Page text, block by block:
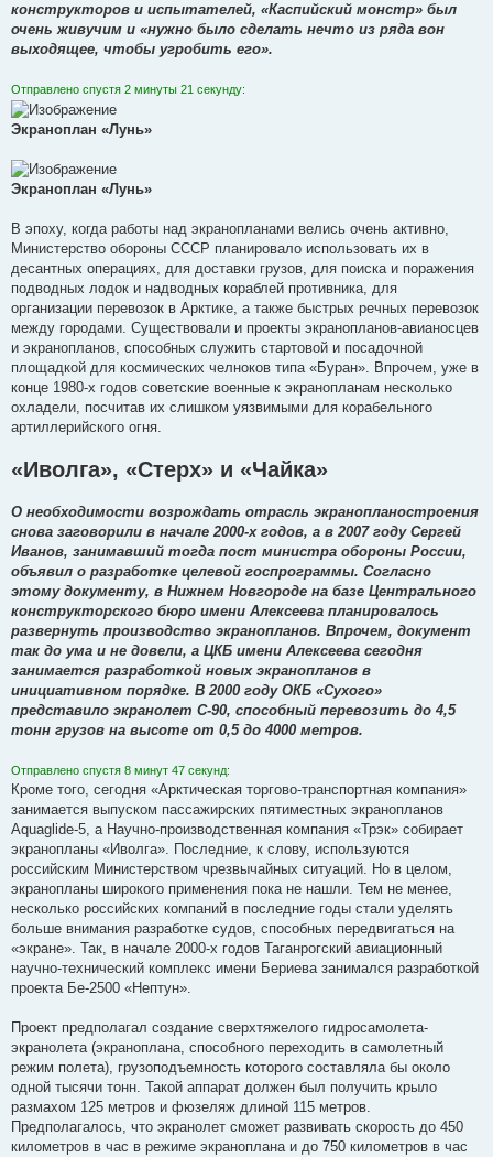
конструкторов и испытателей, «Каспийский монстр» был
очень живучим и «нужно было сделать нечто из ряда вон
выходящее, чтобы угробить его».
Отправлено спустя 2 минуты 21 секунду:
Экраноплан «Лунь»
Экраноплан «Лунь»
В эпоху, когда работы над экранопланами велись очень активно,
Министерство обороны СССР планировало использовать их в
десантных операциях, для доставки грузов, для поиска и поражения
подводных лодок и надводных кораблей противника, для
организации перевозок в Арктике, а также быстрых речных перевозок
между городами. Существовали и проекты экранопланов-авианосцев
и экранопланов, способных служить стартовой и посадочной
площадкой для космических челноков типа «Буран». Впрочем, уже в
конце 1980-х годов советские военные к экранопланам несколько
охладели, посчитав их слишком уязвимыми для корабельного
артиллерийского огня.
«Иволга», «Стерх» и «Чайка»
О необходимости возрождать отрасль экранопланостроения
снова заговорили в начале 2000-х годов, а в 2007 году Сергей
Иванов, занимавший тогда пост министра обороны России,
объявил о разработке целевой госпрограммы. Согласно
этому документу, в Нижнем Новгороде на базе Центрального
конструкторского бюро имени Алексеева планировалось
развернуть производство экранопланов. Впрочем, документ
так до ума и не довели, а ЦКБ имени Алексеева сегодня
занимается разработкой новых экранопланов в
инициативном порядке. В 2000 году ОКБ «Сухого»
представило экранолет С-90, способный перевозить до 4,5
тонн грузов на высоте от 0,5 до 4000 метров.
Отправлено спустя 8 минут 47 секунд:
Кроме того, сегодня «Арктическая торгово-транспортная компания»
занимается выпуском пассажирских пятиместных экранопланов
Aquaglide-5, а Научно-производственная компания «Трэк» собирает
экранопланы «Иволга». Последние, к слову, используются
российским Министерством чрезвычайных ситуаций. Но в целом,
экранопланы широкого применения пока не нашли. Тем не менее,
несколько российских компаний в последние годы стали уделять
больше внимания разработке судов, способных передвигаться на
«экране». Так, в начале 2000-х годов Таганрогский авиационный
научно-технический комплекс имени Бериева занимался разработкой
проекта Бе-2500 «Нептун».
Проект предполагал создание сверхтяжелого гидросамолета-
экранолета (экраноплана, способного переходить в самолетный
режим полета), грузоподъемность которого составляла бы около
одной тысячи тонн. Такой аппарат должен был получить крыло
размахом 125 метров и фюзеляж длиной 115 метров.
Предполагалось, что экранолет сможет развивать скорость до 450
километров в час в режиме экраноплана и до 750 километров в час